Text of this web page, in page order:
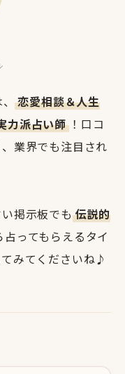
、恋愛相談＆人生
力派占い師 ！口コ
業界でも注目され
掲示板でも 伝説的
ってもらえるタイ
みてくださいね♪